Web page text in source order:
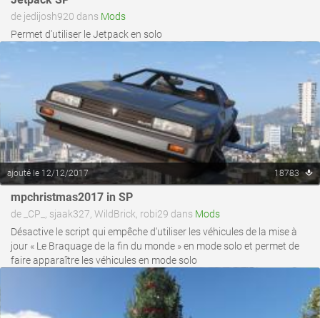
de jedijosh920 dans Mods
Permet d'utiliser le Jetpack en solo
ajouté le 12/12/2017 18783
mpchristmas2017 in SP
de _CP_, sjaak327, WildBrick, robi29 dans Mods
Désactive le script qui empêche d'utiliser les véhicules de la mise à
jour « Le Braquage de la fin du monde » en mode solo et permet de
faire apparaître les véhicules en mode solo